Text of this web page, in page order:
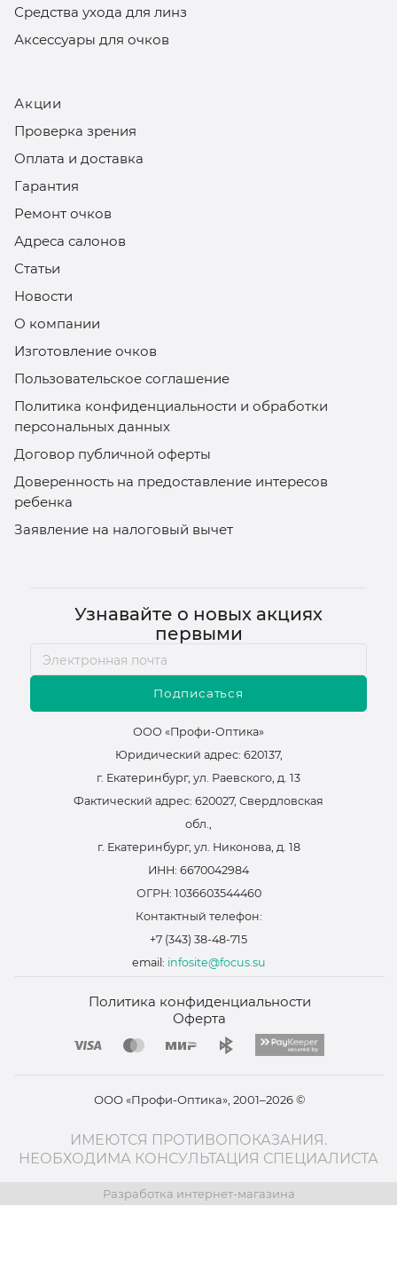
Средства ухода для линз
Аксессуары для очков
Акции
Проверка зрения
Оплата и доставка
Гарантия
Ремонт очков
Адреса салонов
Статьи
Новости
О компании
Изготовление очков
Пользовательское соглашение
Политика конфиденциальности и обработки
персональных данных
Договор публичной оферты
Доверенность на предоставление интересов
ребенка
Заявление на налоговый вычет
Узнавайте о новых акциях
первыми
Подписаться
ООО «Профи-Оптика»
Юридический адрес: 620137,
г. Екатеринбург, ул. Раевского, д. 13
Фактический адрес: 620027, Свердловская
обл.,
г. Екатеринбург, ул. Никонова, д. 18
ИНН: 6670042984
ОГРН: 1036603544460
Контактный телефон:
+7 (343) 38-48-715
email: infosite@focus.su
ООО «Профи-Оптика», 2001–2026 ©
Политика конфиденциальности
Оферта
ИМЕЮТСЯ ПРОТИВОПОКАЗАНИЯ.
НЕОБХОДИМА КОНСУЛЬТАЦИЯ СПЕЦИАЛИСТА
Разработка интернет-магазина